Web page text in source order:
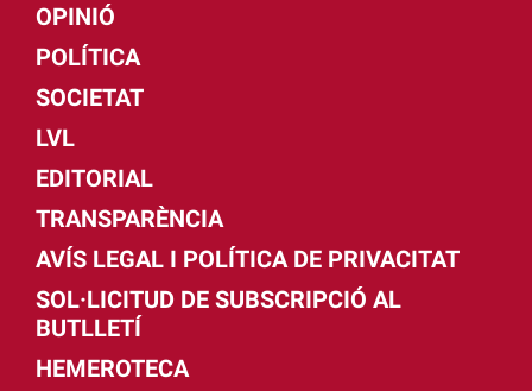
OPINIÓ
POLÍTICA
SOCIETAT
LVL
EDITORIAL
TRANSPARÈNCIA
AVÍS LEGAL I POLÍTICA DE PRIVACITAT
SOL·LICITUD DE SUBSCRIPCIÓ AL
BUTLLETÍ
HEMEROTECA